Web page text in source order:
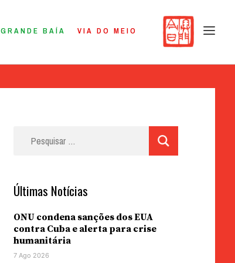
GRANDE BAÍA VIA DO MEIO
Últimas Notícias
ONU condena sanções dos EUA
contra Cuba e alerta para crise
humanitária
7 Ago 2026